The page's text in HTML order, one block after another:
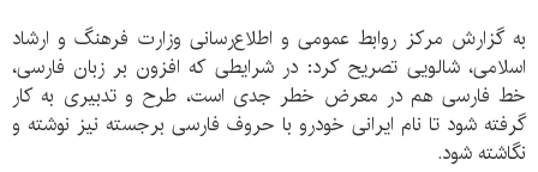
به گزارش مرکز روابط عمومی و اطلاع‌رسانی وزارت فرهنگ و ارشاد
اسلامی، شالویی تصریح کرد: در شرایطی که افزون بر زبان فارسی،
خط فارسی هم در معرض خطر جدی است، طرح و تدبیری به کار
گرفته شود تا نام ایرانی خودرو با حروف فارسی برجسته نیز نوشته و
نگاشته شود.